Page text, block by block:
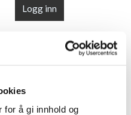
for å gi innhold og
Logg inn